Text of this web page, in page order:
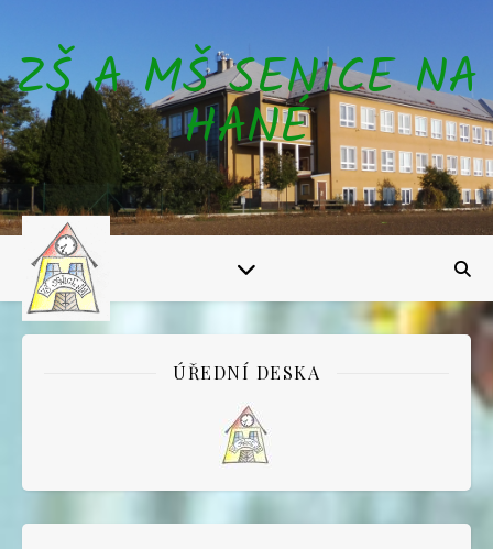
ZŠ A MŠ SENICE NA
HANÉ
ÚŘEDNÍ DESKA